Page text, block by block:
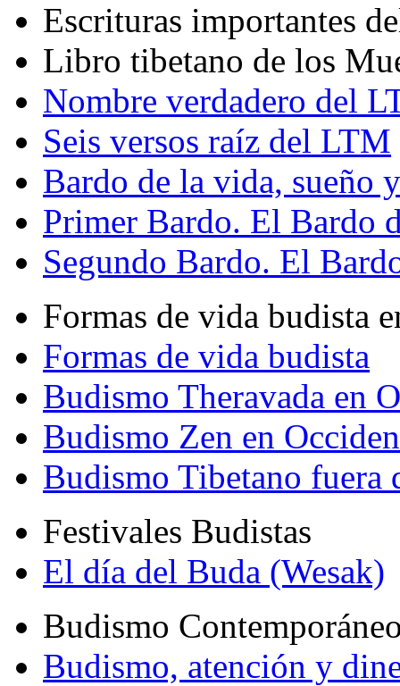
Escrituras importantes
Libro tibetano de los
Nombre verdadero del
Seis versos raíz del LTM
Bardo de la vida, sueño
Primer Bardo. El Bardo
Segundo Bardo. El
Formas de vida budista
Formas de vida budista
Budismo Theravada en
Budismo Zen en
Budismo Tibetano fuera
Festivales Budistas
El día del Buda (Wesak)
Budismo
Budismo, atención y